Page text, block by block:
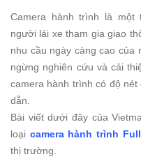
Camera hành trình là
người lái xe tham gia giao
nhu cầu ngày càng cao của
ngừng nghiên cứu và cải
camera hành trình có độ
dẫn.
Bài viết dưới đây của
loại camera hành trình
thị trường.